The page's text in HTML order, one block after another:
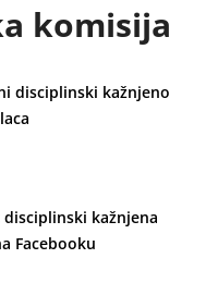
komisija
disciplinski kažnjeno
disciplinski kažnjena
Facebooku